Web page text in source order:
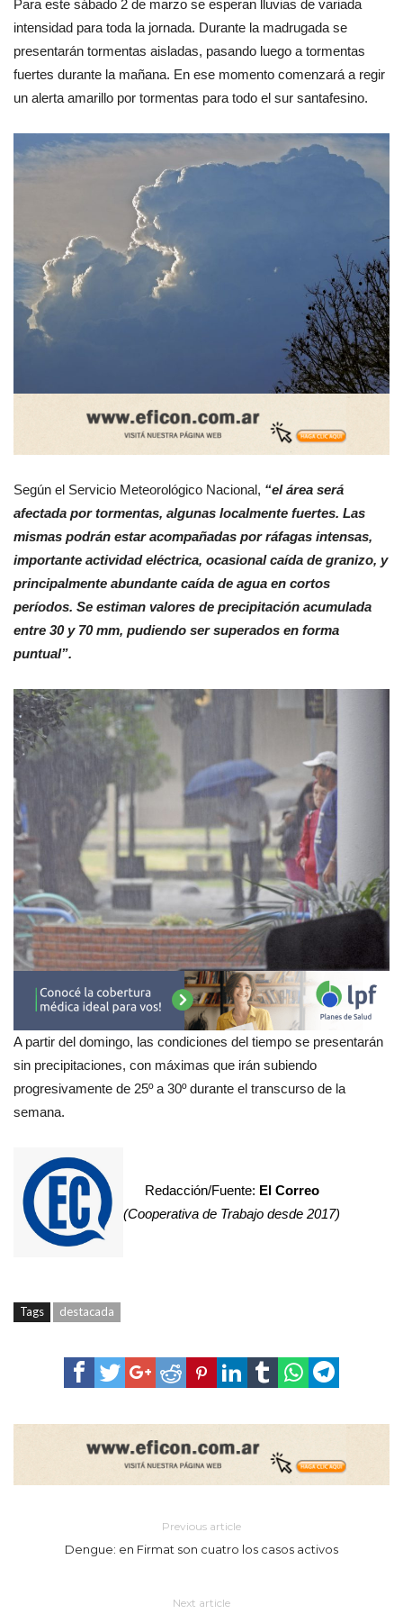
Para este sábado 2 de marzo se esperan lluvias de variada
intensidad para toda la jornada. Durante la madrugada se
presentarán tormentas aisladas, pasando luego a tormentas
fuertes durante la mañana. En ese momento comenzará a regir
un alerta amarillo por tormentas para todo el sur santafesino.
Según el Servicio Meteorológico Nacional, “el área será
afectada por tormentas, algunas localmente fuertes. Las
mismas podrán estar acompañadas por ráfagas intensas,
importante actividad eléctrica, ocasional caída de granizo, y
principalmente abundante caída de agua en cortos
períodos. Se estiman valores de precipitación acumulada
entre 30 y 70 mm, pudiendo ser superados en forma
puntual”.
A partir del domingo, las condiciones del tiempo se presentarán
sin precipitaciones, con máximas que irán subiendo
progresivamente de 25º a 30º durante el transcurso de la
semana.
Redacción/Fuente: El Correo
(Cooperativa de Trabajo desde 2017)
Tags destacada
Previous article
Dengue: en Firmat son cuatro los casos activos
Next article